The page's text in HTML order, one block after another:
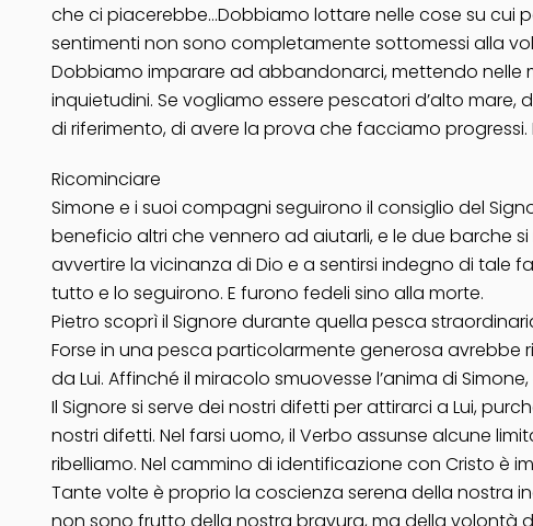
che ci piacerebbe…Dobbiamo lottare nelle cose su cui
sentimenti non sono completamente sottomessi alla
Dobbiamo imparare ad abbandonarci, mettendo nelle
inquietudini. Se vogliamo essere pescatori d’alto
di riferimento, di avere la prova che facciamo
Ricominciare
Simone e i suoi compagni seguirono il consiglio del
beneficio altri che vennero ad aiutarli, e le due barche
avvertire la vicinanza di Dio e a sentirsi indegno di tale
tutto e lo seguirono. E furono fedeli sino alla morte.
Pietro scoprì il Signore durante quella pesca
Forse in una pesca particolarmente generosa
da Lui. Affinché il miracolo smuovesse l’anima di
Il Signore si serve dei nostri difetti per attirarci a Lui,
nostri difetti. Nel farsi uomo, il Verbo assunse alcune
ribelliamo. Nel cammino di identificazione con Cristo è
Tante volte è proprio la coscienza serena della nostra